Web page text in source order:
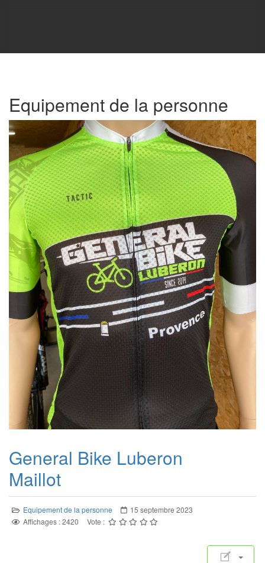
Equipement de la personne
General Bike Luberon
Maillot
Equipement de la personne
15 septembre 2023
Affichages : 2420
Vote :